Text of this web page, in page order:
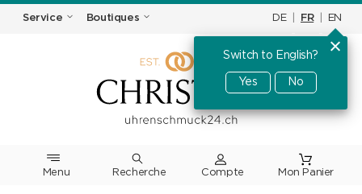
Service Boutiques DE FR EN
Switch to English?
Yes No
Menu Recherche